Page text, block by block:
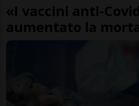
«I vaccini anti-
aumentato la